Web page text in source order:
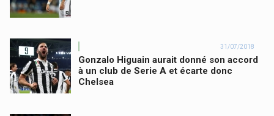
31/07/2018
Gonzalo Higuain aurait donné son accord
à un club de Serie A et écarte donc
Chelsea